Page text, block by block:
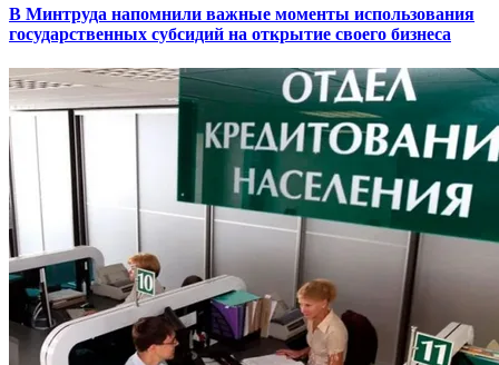
В Минтруда напомнили важные моменты использования
государственных субсидий на открытие своего бизнеса